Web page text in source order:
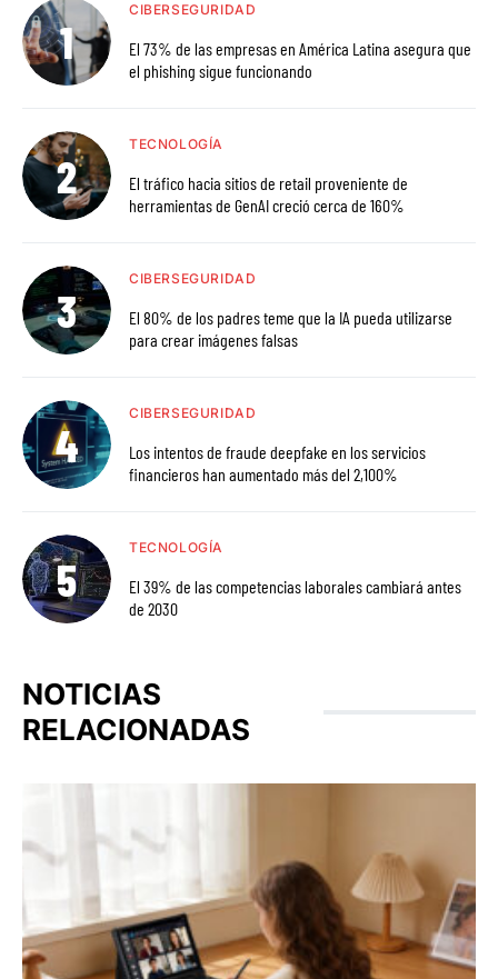
CIBERSEGURIDAD
El 73% de las empresas en América Latina asegura que
el phishing sigue funcionando
TECNOLOGÍA
El tráfico hacia sitios de retail proveniente de
herramientas de GenAI creció cerca de 160%
CIBERSEGURIDAD
El 80% de los padres teme que la IA pueda utilizarse
para crear imágenes falsas
CIBERSEGURIDAD
Los intentos de fraude deepfake en los servicios
financieros han aumentado más del 2,100%
TECNOLOGÍA
El 39% de las competencias laborales cambiará antes
de 2030
NOTICIAS
RELACIONADAS